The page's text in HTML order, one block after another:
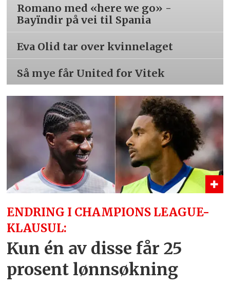
Romano med «here we go» -
Bayïndir på vei til Spania
Eva Olid tar over kvinnelaget
Så mye får United for Vitek
ENDRING I CHAMPIONS LEAGUE-
KLAUSUL:
Kun én av disse får 25
prosent lønnsøkning